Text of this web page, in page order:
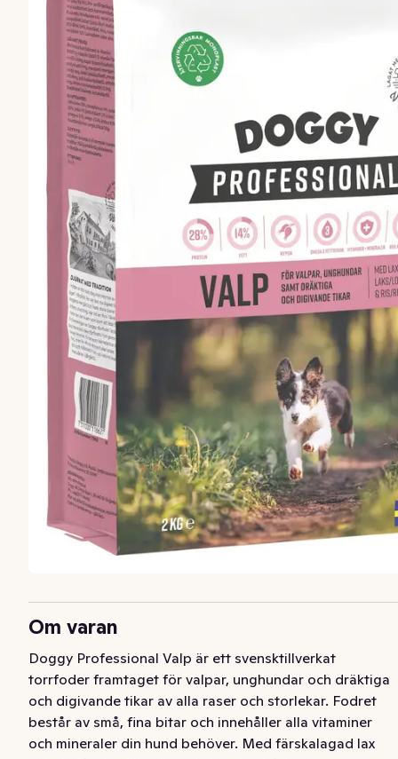
Om varan
Doggy Professional Valp är ett svensktillverkat
torrfoder framtaget för valpar, unghundar och dräktiga
och digivande tikar av alla raser och storlekar. Fodret
består av små, fina bitar och innehåller alla vitaminer
och mineraler din hund behöver. Med färskalagad lax